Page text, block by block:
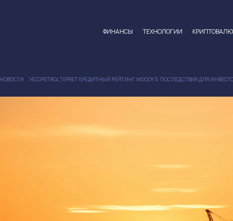
ФИНАНСЫ ТЕХНОЛОГИИ
НОВОСТИ ECOPETROL ТЕРЯЕТ КРЕДИТНЫЙ РЕЙТИНГ MOODY’S: ПОСЛЕДСТВИЯ ДЛЯ